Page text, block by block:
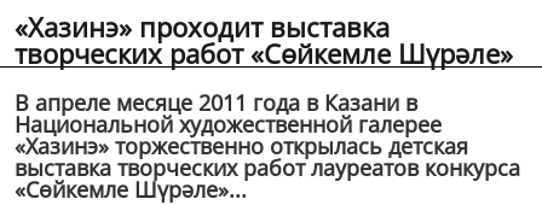
«Хазинэ» проходит выставка
творческих работ «Сөйкемле Шүрәле»
В апреле месяце 2011 года в Казани в
Национальной художественной галерее
«Хазинэ» торжественно открылась детская
выставка творческих работ лауреатов конкурса
«Сөйкемле Шүрәле»...